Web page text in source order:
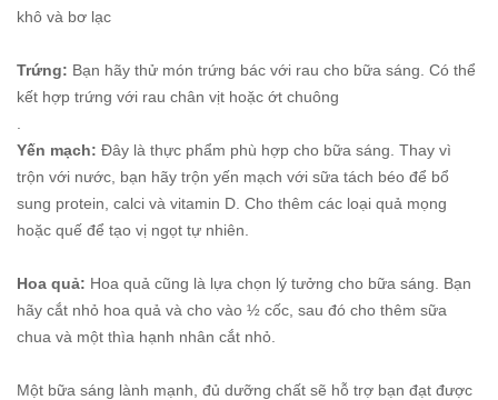
khô và bơ lạc
Trứng: Bạn hãy thử món trứng bác với rau cho bữa sáng. Có thể
kết hợp trứng với rau chân vịt hoặc ớt chuông
Yến mạch: Đây là thực phẩm phù hợp cho bữa sáng. Thay vì
trộn với nước, bạn hãy trộn yến mạch với sữa tách béo để bổ
sung protein, calci và vitamin D. Cho thêm các loại quả mọng
hoặc quế để tạo vị ngọt tự nhiên.
Hoa quả: Hoa quả cũng là lựa chọn lý tưởng cho bữa sáng. Bạn
hãy cắt nhỏ hoa quả và cho vào ½ cốc, sau đó cho thêm sữa
chua và một thìa hạnh nhân cắt nhỏ.
Một bữa sáng lành mạnh, đủ dưỡng chất sẽ hỗ trợ bạn đạt được